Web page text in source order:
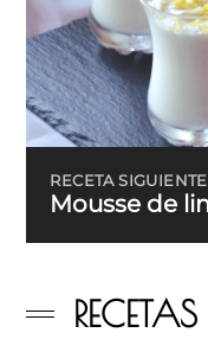
RECETA
Mousse de